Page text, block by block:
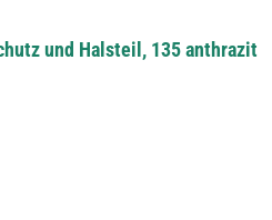
und Halsteil, 135 anthrazit